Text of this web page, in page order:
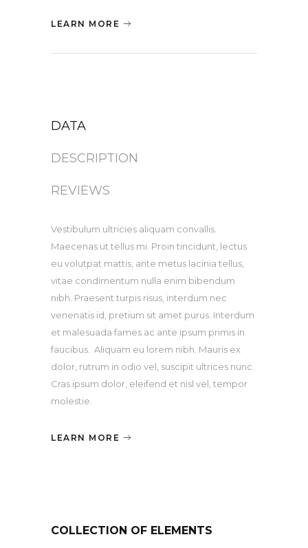
LEARN MORE
DATA
DESCRIPTION
REVIEWS
Vestibulum ultricies aliquam convallis.
Maecenas ut tellus mi. Proin tincidunt, lectus
eu volutpat mattis, ante metus lacinia tellus,
vitae condimentum nulla enim bibendum
nibh. Praesent turpis risus, interdum nec
venenatis id, pretium sit amet purus. Interdum
et malesuada fames ac ante ipsum primis in
faucibus. Aliquam eu lorem nibh. Mauris ex
dolor, rutrum in odio vel, suscipit ultrices nunc.
Cras ipsum dolor, eleifend et nisl vel, tempor
molestie.
LEARN MORE
COLLECTION OF ELEMENTS